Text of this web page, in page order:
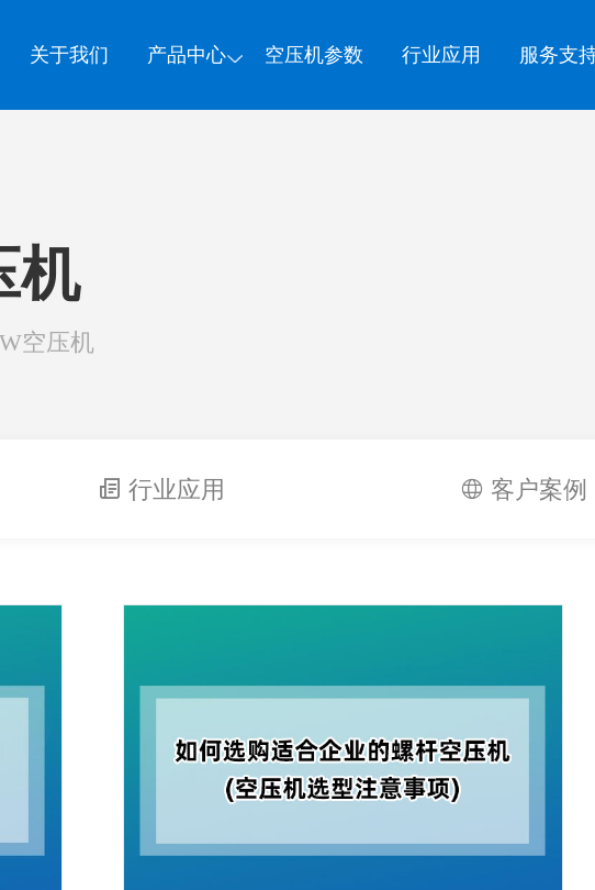
关于我们 产品中心 空压机参数 行业应用 服务支
机
空压机
行业应用 客户案例